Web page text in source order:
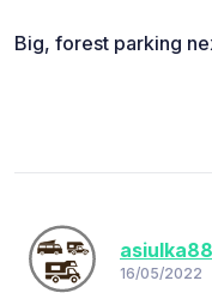
Big, forest parking
16/05/2022